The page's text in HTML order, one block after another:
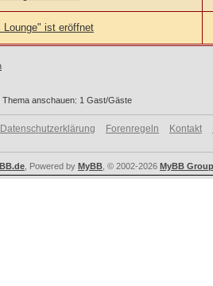
ist eröffnet
Thema anschauen: 1 Gast/Gäste
Datenschutzerklärung Forenregeln Kontakt
, Powered by MyBB , © 2002-2026 MyBB Group